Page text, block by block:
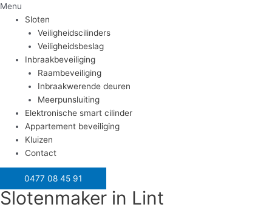
Menu
Sloten
Veiligheidscilinders
Veiligheidsbeslag
Inbraakbeveiliging
Raambeveiliging
Inbraakwerende deuren
Meerpunsluiting
Elektronische smart cilinder
Appartement beveiliging
Kluizen
Contact
0477 08 45 91
Slotenmaker in Lint